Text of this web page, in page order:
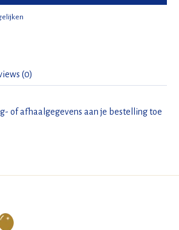
(0)
of afhaalgegevens aan je bestelling toe